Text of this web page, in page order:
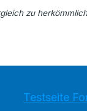
zu
Testseite